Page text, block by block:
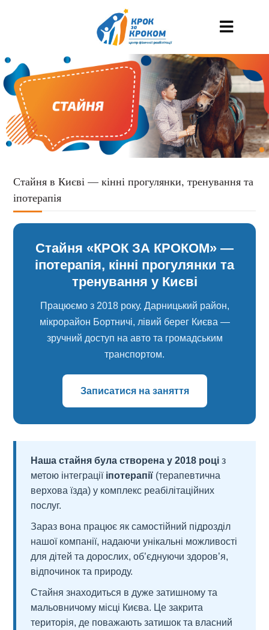
Стайня в Києві — кінні прогулянки, тренування та
іпотерапія
Стайня «КРОК ЗА КРОКОМ» —
іпотерапія, кінні прогулянки та
тренування у Києві
Працюємо з 2018 року. Дарницький район,
мікрорайон Бортничі, лівий берег Києва —
зручний доступ на авто та громадським
транспортом.
Записатися на заняття
Наша стайня була створена у 2018 році з
метою інтеграції іпотерапії (терапевтична
верхова їзда) у комплекс реабілітаційних
послуг.
Зараз вона працює як самостійний підрозділ
нашої компанії, надаючи унікальні можливості
для дітей та дорослих, об’єднуючи здоров’я,
відпочинок та природу.
Стайня знаходиться в дуже затишному та
мальовничому місці Києва. Це закрита
територія, де поважають затишок та власний